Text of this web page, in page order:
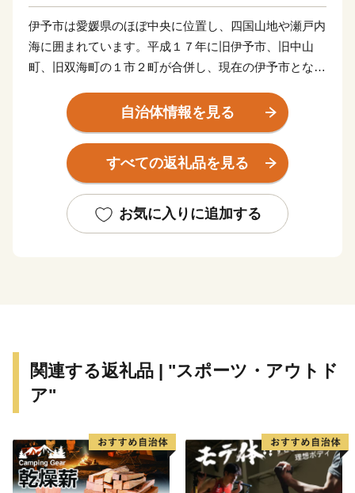
伊予市は愛媛県のほぼ中央に位置し、四国山地や瀬戸内
海に囲まれています。平成１７年に旧伊予市、旧中山
町、旧双海町の１市２町が合併し、現在の伊予市となり
車で２５分ほど。アクセスも良く住みやすいまちです。
伊予市の中心地郡中（ぐんちゅう）は商人の町として栄
え、大手の鰹節企業の工場や、小さな乾物商店までそろ
さい）まつりでは県下でも有数の規模の花火大会が行わ
れ、多くの人でにぎわいます。郡中から少し離れた山沿
つては三代将軍徳川家光公に献上され、大変称賛された
ことが記録に残っています。中山町の栗の中で、厳しい
一つに数えられています。また、山里の静かで集中でき
る環境の中、手作りの工芸品や加工食品が製造されてお
り、職人たちが住む「クラフト」のまちです。
自治体情報を見る
すべての返礼品を見る
お気に入りに追加する
関連する返礼品 | "スポーツ・アウトド
ア"